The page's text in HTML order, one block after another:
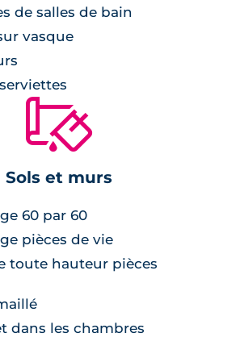
de vie communs : espace de
enfants, salle de sport,
séparé entre zone de
de travail, privatisable soir et
solaires et de pompes à
neuf répond aux
E+C-.
de salles de bain
vasque
🔨
Sols et murs
60 par 60
pièces de vie
toute hauteur pièces
dans les chambres